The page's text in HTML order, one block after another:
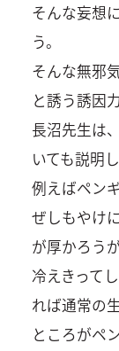
そんな妄想
う。
そんな無邪
と誘う誘因
長沼先生は
いても説明
例えばペン
ぜしもやけ
が厚かろう
冷えきって
れば通常の
ところがペ